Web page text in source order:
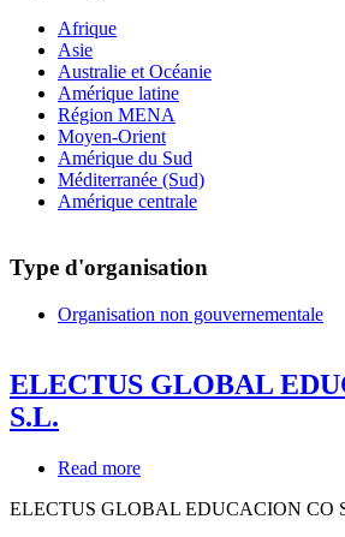
Afrique
Asie
Australie et Océanie
Amérique latine
Région MENA
Moyen-Orient
Amérique du Sud
Méditerranée (Sud)
Amérique centrale
Type d'organisation
Organisation non gouvernementale
ELECTUS GLOBAL
S.L.
Read more
GLOBAL
ELECTUS GLOBAL EDUCACION CO